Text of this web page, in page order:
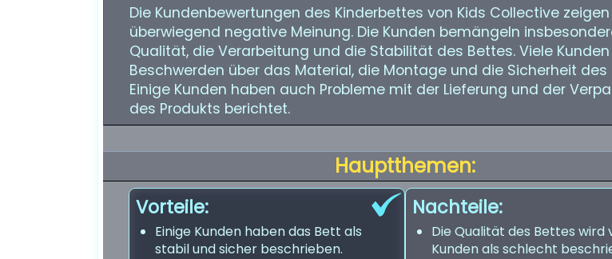
Die Kundenbewertungen des Kinderbettes von Kids Collective
überwiegend negative Meinung. Die Kunden bemängeln
Qualität, die Verarbeitung und die Stabilität des Bettes. Viele
Beschwerden über das Material, die Montage und die Sicherheit des
Einige Kunden haben auch Probleme mit der Lieferung und der
des Produkts berichtet.
Hauptthemen:
Vorteile:
Einige Kunden haben das Bett als
stabil und sicher beschrieben.
Nachteile:
Die Qualität des Bettes wird
Kunden als schlecht